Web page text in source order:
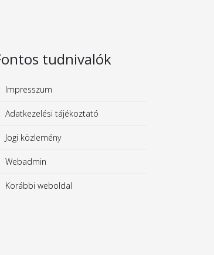
tudnivalók
Impresszum
Adatkezelési tájékoztató
Jogi közlemény
Webadmin
Korábbi weboldal